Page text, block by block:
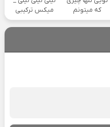
که میتونم
میکس ترکیبی